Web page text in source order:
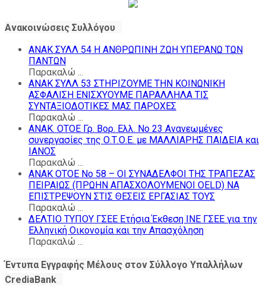
Ανακοινώσεις Συλλόγου
ΑΝΑΚ ΣΥΛΛ 54 Η ΑΝΘΡΩΠΙΝΗ ΖΩΗ ΥΠΕΡΑΝΩ ΤΩΝ
ΠΑΝΤΩΝ
Παρακαλώ ...
ΑΝΑΚ ΣΥΛΛ 53 ΣΤΗΡΙΖΟΥΜΕ ΤΗΝ ΚΟΙΝΩΝΙΚΗ
ΑΣΦΑΛΙΣΗ ΕΝΙΣΧΥΟΥΜΕ ΠΑΡΑΛΛΗΛΑ ΤΙΣ
ΣΥΝΤΑΞΙΟΔΟΤΙΚΕΣ ΜΑΣ ΠΑΡΟΧΕΣ
Παρακαλώ ...
ΑΝΑΚ. ΟΤΟΕ Γρ. Βορ. Ελλ. Νο 23 Ανανεωμένες
συνεργασίες της Ο.Τ.Ο.Ε. με ΜΑΛΛΙΑΡΗΣ ΠΑΙΔΕΙΑ και
ΙΑΝΟΣ
Παρακαλώ ...
ΑΝΑΚ ΟΤΟΕ Νο 58 – ΟΙ ΣΥΝΑΔΕΛΦΟΙ ΤΗΣ ΤΡΑΠΕΖΑΣ
ΠΕΙΡΑΙΩΣ (ΠΡΩΗΝ ΑΠΑΣΧΟΛΟΥΜΕΝΟΙ OELD) NA
ΕΠΙΣΤΡΕΨΟΥΝ ΣΤΙΣ ΘΕΣΕΙΣ ΕΡΓΑΣΙΑΣ ΤΟΥΣ
Παρακαλώ ...
ΔΕΛΤΙΟ ΤΥΠΟΥ ΓΣΕΕ Ετήσια Έκθεση ΙΝΕ ΓΣΕΕ για την
Ελληνική Οικονομία και την Απασχόληση
Παρακαλώ ...
Έντυπα Εγγραφής Μέλους στον Σύλλογο Υπαλλήλων
CrediaBank